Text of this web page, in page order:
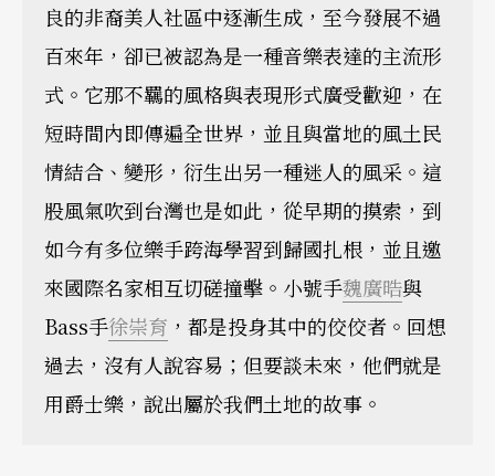
良的非裔美人社區中逐漸生成，至今發展不過
百來年，卻已被認為是一種音樂表達的主流形
式。它那不羈的風格與表現形式廣受歡迎，在
短時間內即傳遍全世界，並且與當地的風土民
情結合、變形，衍生出另一種迷人的風采。這
股風氣吹到台灣也是如此，從早期的摸索，到
如今有多位樂手跨海學習到歸國扎根，並且邀
來國際名家相互切磋撞擊。小號手魏廣晧與
Bass手徐崇育 ，都是投身其中的佼佼者。回想
過去，沒有人說容易；但要談未來，他們就是
用爵士樂，說出屬於我們土地的故事。